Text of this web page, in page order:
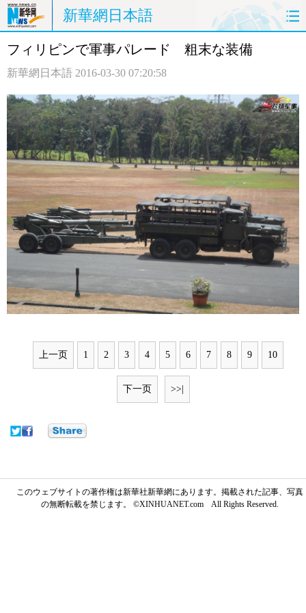
新華網日本語
ホームページ 政治 経済
観光 評論 写真
中日対訳
フィリピンで軍事パレード 粗末な装備
新華網日本語 2016-03-30 07:20:58
上一页 1 2 3 4 5 6 7 8 9 10
下一页 >>|
このウェブサイトの著作権は新華社新華網にあります。掲載された記事、写真
の無断転載を禁じます。 ©XINHUANET.com All Rights Reserved.